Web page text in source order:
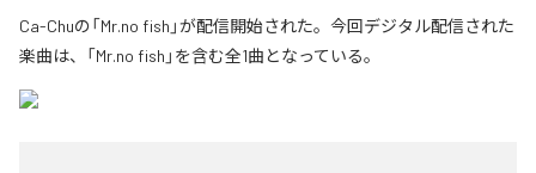
Ca-Chuの「Mr.no fish」が配信開始された。今回デジタル配信された
楽曲は、「Mr.no fish」を含む全1曲となっている。